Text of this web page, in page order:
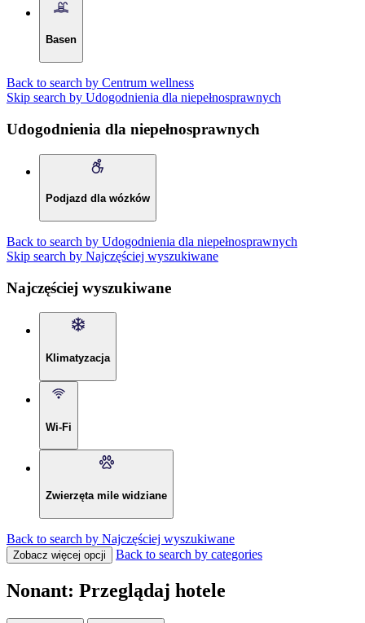
Basen
Back to search by Centrum wellness
Skip search by Udogodnienia dla niepełnosprawnych
Udogodnienia dla niepełnosprawnych
Podjazd dla wózków
Back to search by Udogodnienia dla niepełnosprawnych
Skip search by Najczęściej wyszukiwane
Najczęściej wyszukiwane
Klimatyzacja
Wi-Fi
Zwierzęta mile widziane
Back to search by Najczęściej wyszukiwane
Zobacz więcej opcji Back to search by categories
Nonant: Przeglądaj hotele